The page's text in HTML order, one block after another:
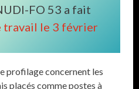
FO 53 a fait
travail le 3 février
profilage concernent les
placés comme postes à